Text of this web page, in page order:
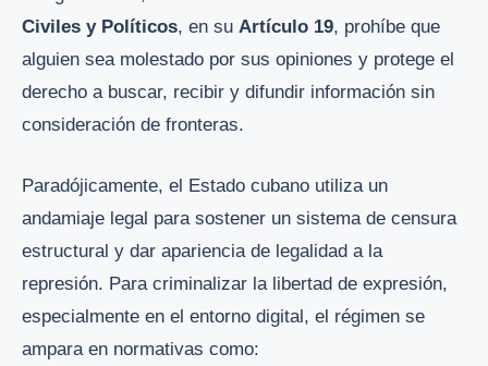
Civiles y Políticos, en su Artículo 19, prohíbe que
alguien sea molestado por sus opiniones y protege el
derecho a buscar, recibir y difundir información sin
consideración de fronteras.
Paradójicamente, el Estado cubano utiliza un
andamiaje legal para sostener un sistema de censura
estructural y dar apariencia de legalidad a la
represión. Para criminalizar la libertad de expresión,
especialmente en el entorno digital, el régimen se
ampara en normativas como: